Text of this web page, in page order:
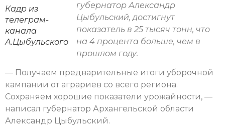
Кадр из
телеграм-
канала
А.Цыбульского
губернатор Александр
Цыбульский, достигнут
показатель в 25 тысяч тонн, что
на 4 процента больше, чем в
прошлом году.
— Получаем предварительные итоги уборочной
кампании от аграриев со всего региона.
Сохраняем хорошие показатели урожайности, —
написал губернатор Архангельской области
Александр Цыбульский.